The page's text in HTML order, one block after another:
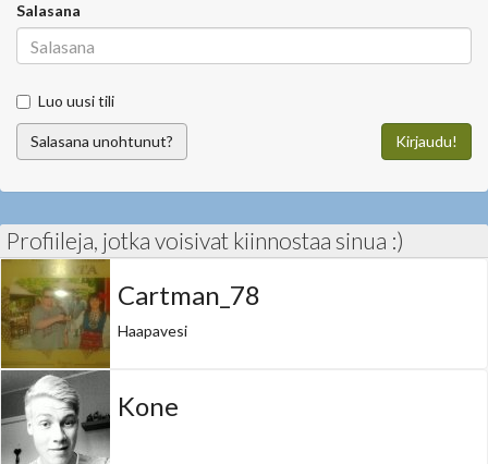
Salasana
Luo uusi tili
Salasana unohtunut? Kirjaudu!
Profiileja, jotka voisivat kiinnostaa sinua :)
Cartman_78
Haapavesi
Kone